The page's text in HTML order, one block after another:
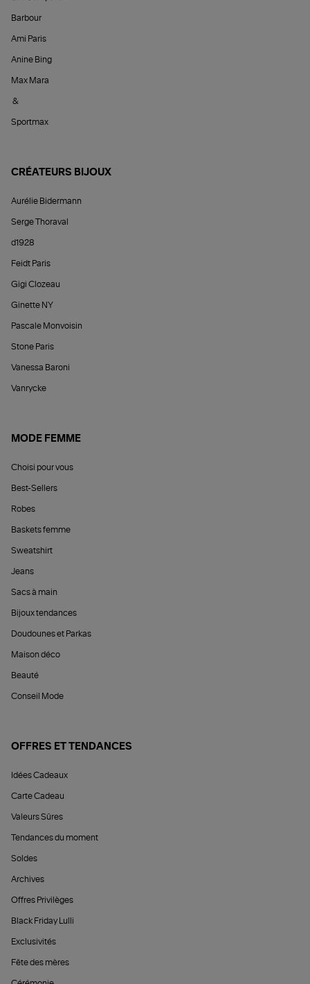
Barbour
Ami Paris
Anine Bing
Max Mara
&
Sportmax
CRÉATEURS BIJOUX
Aurélie Bidermann
Serge Thoraval
d1928
Feidt Paris
Gigi Clozeau
Ginette NY
Pascale Monvoisin
Stone Paris
Vanessa Baroni
Vanrycke
MODE FEMME
Choisi pour vous
Best-Sellers
Robes
Baskets femme
Sweatshirt
Jeans
Sacs à main
Bijoux tendances
Doudounes et Parkas
Maison déco
Beauté
Conseil Mode
OFFRES ET TENDANCES
Idées Cadeaux
Carte Cadeau
Valeurs Sûres
Tendances du moment
Soldes
Archives
Offres Privilèges
Black Friday Lulli
Exclusivités
Fête des mères